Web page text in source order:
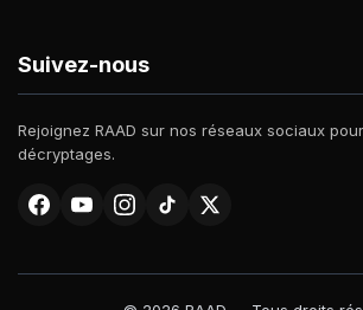
Suivez-nous
Rejoignez RAAD sur nos réseaux sociaux
décryptages.